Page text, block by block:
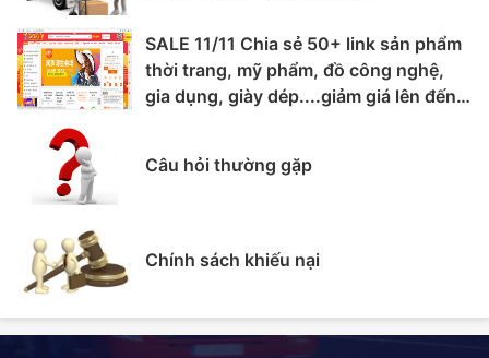
SALE 11/11 Chia sẻ 50+ link sản phẩm
thời trang, mỹ phẩm, đồ công nghệ,
gia dụng, giày dép....giảm giá lên đến
Câu hỏi thường gặp
Chính sách khiếu nại